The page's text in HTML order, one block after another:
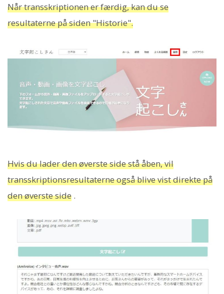
Når transskriptionen er færdig, kan du se
resultaterne på siden "Historie".
Hvis du lader den øverste side stå åben, vil
transskriptionsresultaterne også blive vist direkte på
den øverste side .